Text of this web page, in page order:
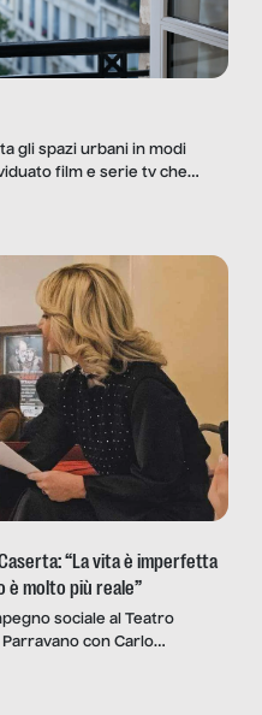
gli spazi urbani in modi
film e serie tv che
particolari. Nel bene
“La vita è imperfetta
è molto più reale”
sociale al Teatro
con Carlo
a teatro incontra il pubblico